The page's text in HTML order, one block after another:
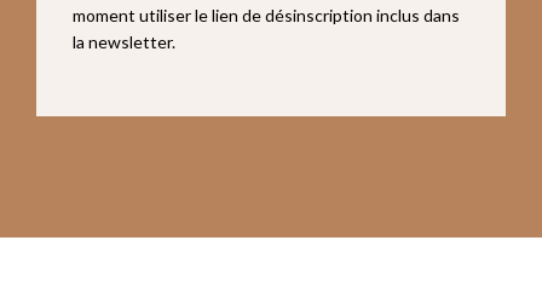
moment utiliser le lien de désinscription inclus dans
la newsletter.